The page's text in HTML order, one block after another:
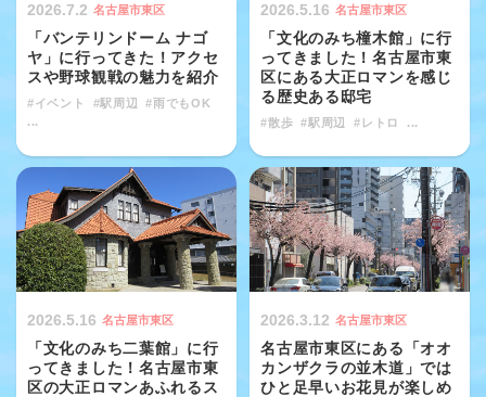
2026.7.2 名古屋市東区
「バンテリンドーム ナゴ
ヤ」に行ってきた！アクセ
スや野球観戦の魅力を紹介
#イベント #駅周辺
#雨でもOK
...
2026.5.16 名古屋市東区
「文化のみち橦木館」に行
ってきました！名古屋市東
区にある大正ロマンを感じ
る歴史ある邸宅
#散歩 #駅周辺 #レトロ ...
2026.5.16 名古屋市東区
「文化のみち二葉館」に行
ってきました！名古屋市東
区の大正ロマンあふれるス
2026.3.12 名古屋市東区
名古屋市東区にある「オオ
カンザクラの並木道」では
ひと足早いお花見が楽しめ